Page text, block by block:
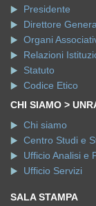
Presidente
Direttore
Organi
Relazioni
Statuto
Codice Etico
CHI SIAMO >
Chi siamo
Centro Studi e
Ufficio Analisi e
Ufficio Servizi
SALA STAMPA